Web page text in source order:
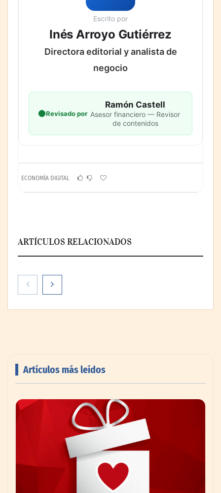
Escrito por
Inés Arroyo Gutiérrez
Directora editorial y analista de
negocio
Revisado por
Ramón Castell
Asesor financiero — Revisor
de contenidos
ECONOMÍA DIGITAL
ARTÍCULOS RELACIONADOS
impulsando la colaboración en el sector
Artículos más leídos